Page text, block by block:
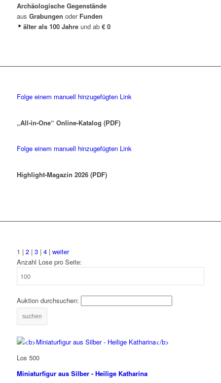
Archäologische Gegenstände
aus Grabungen oder Funden
älter als 100 Jahreund ab € 0
Folge einem manuell hinzugefügten Link
„All-in-One“ Online-Katalog (PDF)
Folge einem manuell hinzugefügten Link
Highlight-Magazin 2026 (PDF)
1 | 2| 3| 4| weiter
Anzahl Lose pro Seite:
Auktion durchsuchen:
suchen
Los 500
Miniaturfigur aus Silber - Heilige Katharina